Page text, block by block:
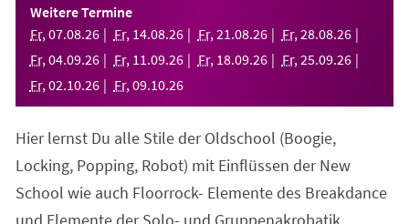
einem
neuen
Tab)
Weitere Termine
Fr, 07.08.26 Fr, 14.08.26 Fr, 21 .08.26 Fr, 28.08.26
Fr, 04.09.26 Fr, 11 .09.26 Fr, 18.09.26 Fr, 25.09.26
Fr, 02.10.26 Fr, 09.10.26
Hier lernst Du alle Stile der Oldschool (Boogie,
Locking, Popping, Robot) mit Einflüssen der New
School wie auch Floorrock- Elemente des Breakdance
und Elemente der Solo- und Gruppenakrobatik.